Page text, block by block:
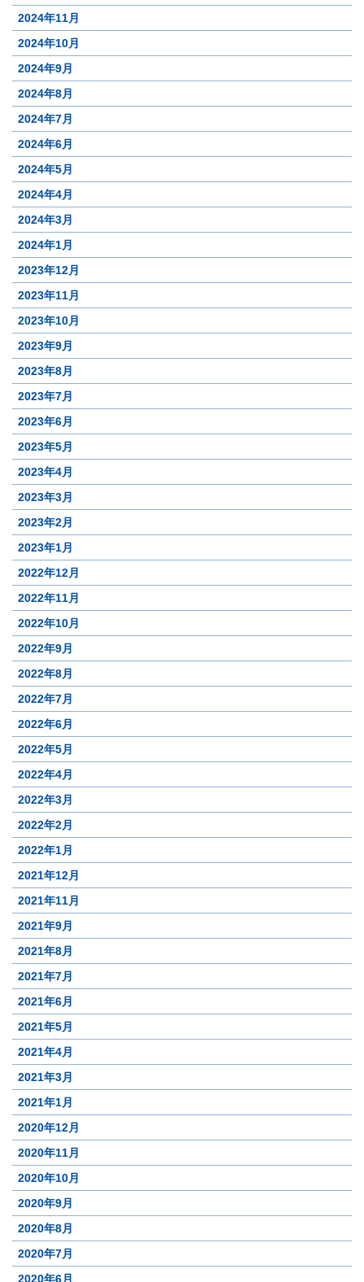
2024年11月
2024年10月
2024年9月
2024年8月
2024年7月
2024年6月
2024年5月
2024年4月
2024年3月
2024年1月
2023年12月
2023年11月
2023年10月
2023年9月
2023年8月
2023年7月
2023年6月
2023年5月
2023年4月
2023年3月
2023年2月
2023年1月
2022年12月
2022年11月
2022年10月
2022年9月
2022年8月
2022年7月
2022年6月
2022年5月
2022年4月
2022年3月
2022年2月
2022年1月
2021年12月
2021年11月
2021年9月
2021年8月
2021年7月
2021年6月
2021年5月
2021年4月
2021年3月
2021年1月
2020年12月
2020年11月
2020年10月
2020年9月
2020年8月
2020年7月
2020年6月